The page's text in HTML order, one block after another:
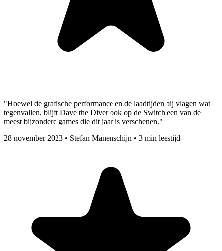
"Hoewel de grafische performance en de laadtijden bij vlagen wat
tegenvallen, blijft Dave the Diver ook op de Switch een van de
meest bijzondere games die dit jaar is verschenen."
28 november 2023 • Stefan Manenschijn • 3 min leestijd